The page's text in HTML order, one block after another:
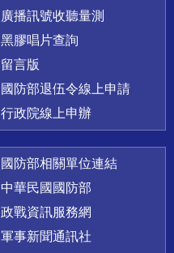
廣播訊號收聽量測
黑膠唱片查詢
留言版
國防部退伍令線上申請
行政院線上申辦
國防部相關單位連結
中華民國國防部
政戰資訊服務網
軍事新聞通訊社